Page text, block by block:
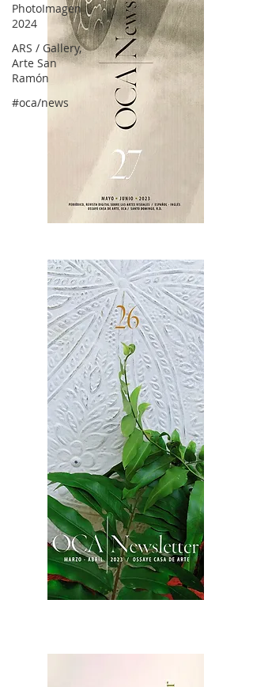
PhotoImagen
2024
ARS / Gallery,
Arte San
Ramón
#oca/news